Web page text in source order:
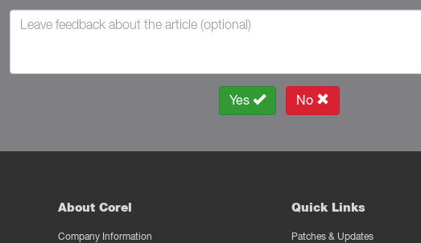
Yes No
About Corel
Company Information
Quick Links
Patches & Updates